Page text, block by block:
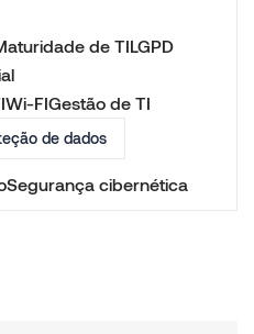
de TILGPD
Wi-FIGestão de TI
de dados
Segurança cibernética